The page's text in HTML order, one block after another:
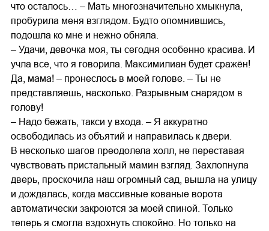
что осталось… – Мать многозначительно хмыкнула,
пробурила меня взглядом. Будто опомнившись,
подошла ко мне и нежно обняла.
– Удачи, девочка моя, ты сегодня особенно красива. И
учла все, что я говорила. Максимилиан будет сражён!
Да, мама! – пронеслось в моей голове. – Ты не
представляешь, насколько. Разрывным снарядом в
голову!
– Надо бежать, такси у входа. – Я аккуратно
освободилась из объятий и направилась к двери.
В несколько шагов преодолела холл, не переставая
чувствовать пристальный мамин взгляд. Захлопнула
дверь, проскочила наш огромный сад, вышла на улицу
и дождалась, когда массивные кованые ворота
автоматически закроются за моей спиной. Только
теперь я смогла вздохнуть спокойно. Но только на